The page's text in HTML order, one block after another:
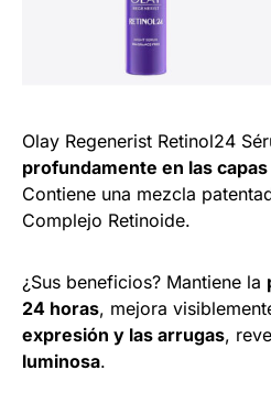
Olay Regenerist Retinol24
profundamente en las
Contiene una mezcla
Complejo Retinoide.
¿Sus beneficios? Mantiene la
24 horas, mejora
expresión y las arrugas,
luminosa.